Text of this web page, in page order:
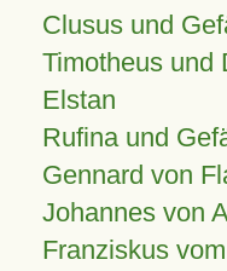
Clusus und
Timotheus und
Elstan
Rufina und
Gennard von
Johannes von
Franziskus